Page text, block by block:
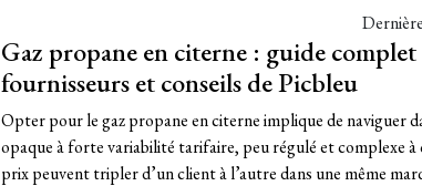
Gaz propane en citerne : guide
fournisseurs et conseils de Picbleu
Opter pour le gaz propane en citerne implique de naviguer
opaque à forte variabilité tarifaire, peu régulé et complexe à
prix peuvent tripler d’un client à l’autre dans une même